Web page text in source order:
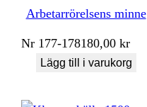
Arbetarrörelsens minne
Nr 177-178180,00kr
Lägg till i varukorg